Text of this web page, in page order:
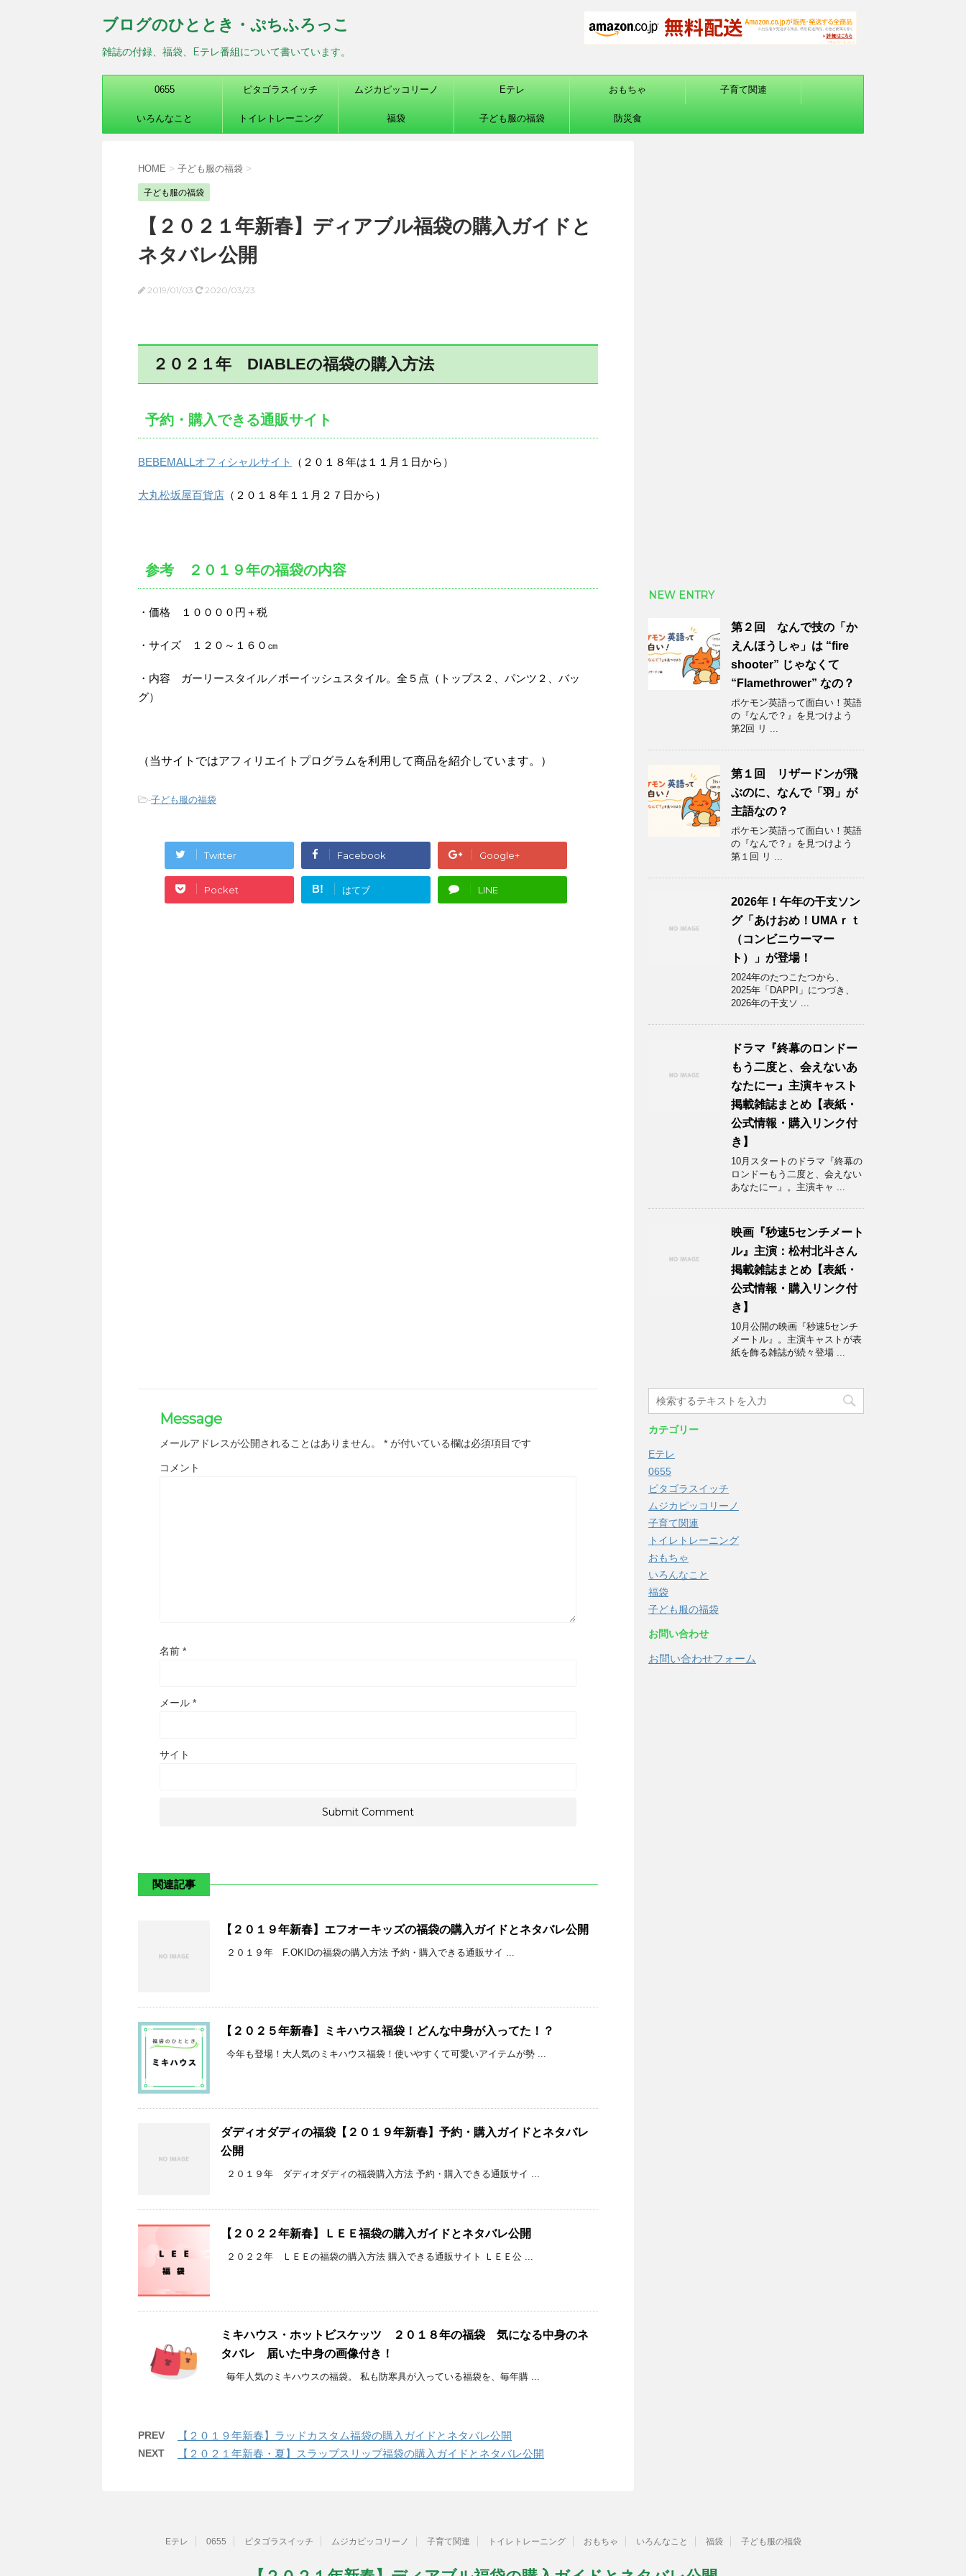
ブログのひととき・ぷちふろっこ
雑誌の付録、福袋、Eテレ番組について書いています。
0655 ピタゴラスイッチ ムジカピッコリーノ Eテレ おもちゃ 子育て関連
いろんなこと トイレトレーニング 福袋 子ども服の福袋 防災食
HOME > 子ども服の福袋 >
子ども服の福袋
【２０２１年新春】ディアブル福袋の購入ガイドと
ネタバレ公開
2019/01/03 2020/03/23
２０２１年 DIABLEの福袋の購入方法
予約・購入できる通販サイト
BEBEMALLオフィシャルサイト （２０１８年は１１月１日から）
大丸松坂屋百貨店 （２０１８年１１月２７日から）
参考 ２０１９年の福袋の内容
・価格 １００００円＋税
・サイズ １２０～１６０㎝
・内容 ガーリースタイル／ボーイッシュスタイル。全５点（トップス２、パンツ２、バッ
グ）
（当サイトではアフィリエイトプログラムを利用して商品を紹介しています。）
-子ども服の福袋
Twitter Facebook Google+
Pocket B! はてブ LINE
Message
メールアドレスが公開されることはありません。 * が付いている欄は必須項目です
コメント
名前 *
メール *
サイト
関連記事
【２０１９年新春】エフオーキッズの福袋の購入ガイドとネタバレ公開
２０１９年 F.OKIDの福袋の購入方法 予約・購入できる通販サイ ...
【２０２５年新春】ミキハウス福袋！どんな中身が入ってた！？
今年も登場！大人気のミキハウス福袋！使いやすくて可愛いアイテムが勢 ...
ダディオダディの福袋【２０１９年新春】予約・購入ガイドとネタバレ
公開
２０１９年 ダディオダディの福袋購入方法 予約・購入できる通販サイ ...
【２０２２年新春】ＬＥＥ福袋の購入ガイドとネタバレ公開
２０２２年 ＬＥＥの福袋の購入方法 購入できる通販サイト ＬＥＥ公 ...
ミキハウス・ホットビスケッツ ２０１８年の福袋 気になる中身のネ
タバレ 届いた中身の画像付き！
毎年人気のミキハウスの福袋。 私も防寒具が入っている福袋を、毎年購 ...
PREV 【２０１９年新春】ラッドカスタム福袋の購入ガイドとネタバレ公開
NEXT 【２０２１年新春・夏】スラップスリップ福袋の購入ガイドとネタバレ公開
NEW ENTRY
第２回 なんで技の「か
えんほうしゃ」は “fire
shooter” じゃなくて
“Flamethrower” なの？
ポケモン英語って面白い！英語
の『なんで？』を見つけよう
第2回 リ ...
第１回 リザードンが飛
ぶのに、なんで「羽」が
主語なの？
ポケモン英語って面白い！英語
の『なんで？』を見つけよう
第１回 リ ...
2026年！午年の干支ソン
グ「あけおめ！UMAｒｔ
（コンビニウーマー
ト）」が登場！
2024年のたつこたつから、
2025年「DAPPI」につづき、
2026年の干支ソ ...
ドラマ『終幕のロンドー
もう二度と、会えないあ
なたにー』主演キャスト
掲載雑誌まとめ【表紙・
公式情報・購入リンク付
き】
10月スタートのドラマ『終幕の
ロンドーもう二度と、会えない
あなたにー』。主演キャ ...
映画『秒速5センチメート
ル』主演：松村北斗さん
掲載雑誌まとめ【表紙・
公式情報・購入リンク付
き】
10月公開の映画『秒速5センチ
メートル』。主演キャストが表
紙を飾る雑誌が続々登場 ...
カテゴリー
Eテレ
0655
ピタゴラスイッチ
ムジカピッコリーノ
子育て関連
トイレトレーニング
おもちゃ
いろんなこと
福袋
子ども服の福袋
お問い合わせ
お問い合わせフォーム
Eテレ 0655 ピタゴラスイッチ ムジカピッコリーノ 子育て関連 トイレトレーニング おもちゃ いろんなこと 福袋 子ども服の福袋